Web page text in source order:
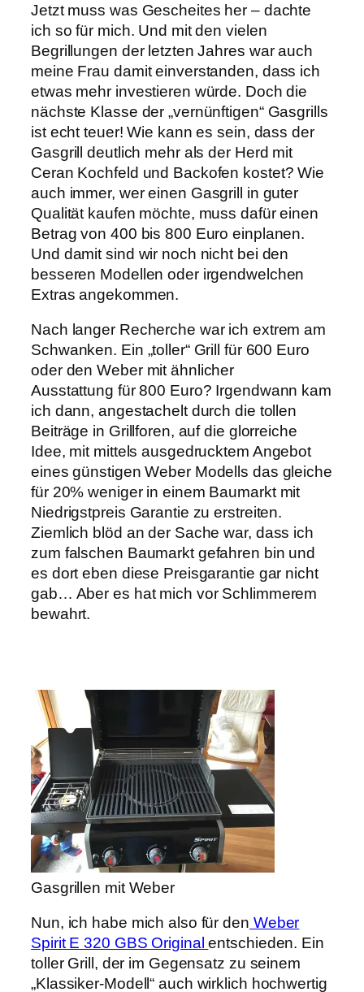
Jetzt muss was Gescheites her – dachte
ich so für mich. Und mit den vielen
Begrillungen der letzten Jahres war auch
meine Frau damit einverstanden, dass ich
etwas mehr investieren würde. Doch die
nächste Klasse der „vernünftigen“ Gasgrills
ist echt teuer! Wie kann es sein, dass der
Gasgrill deutlich mehr als der Herd mit
Ceran Kochfeld und Backofen kostet? Wie
auch immer, wer einen Gasgrill in guter
Qualität kaufen möchte, muss dafür einen
Betrag von 400 bis 800 Euro einplanen.
Und damit sind wir noch nicht bei den
besseren Modellen oder irgendwelchen
Extras angekommen.
Nach langer Recherche war ich extrem am
Schwanken. Ein „toller“ Grill für 600 Euro
oder den Weber mit ähnlicher
Ausstattung für 800 Euro? Irgendwann kam
ich dann, angestachelt durch die tollen
Beiträge in Grillforen, auf die glorreiche
Idee, mit mittels ausgedrucktem Angebot
eines günstigen Weber Modells das gleiche
für 20% weniger in einem Baumarkt mit
Niedrigstpreis Garantie zu erstreiten.
Ziemlich blöd an der Sache war, dass ich
zum falschen Baumarkt gefahren bin und
es dort eben diese Preisgarantie gar nicht
gab… Aber es hat mich vor Schlimmerem
bewahrt.
Gasgrillen mit Weber
Nun, ich habe mich also für den Weber
Spirit E 320 GBS Originalentschieden. Ein
toller Grill, der im Gegensatz zu seinem
„Klassiker-Modell“ auch wirklich hochwertig